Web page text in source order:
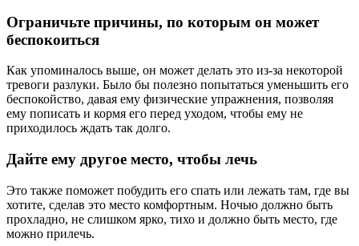
Ограничьте причины, по которым он может
беспокоиться
Как упоминалось выше, он может делать это из-за некоторой
тревоги разлуки. Было бы полезно попытаться уменьшить его
беспокойство, давая ему физические упражнения, позволяя
ему пописать и кормя его перед уходом, чтобы ему не
приходилось ждать так долго.
Дайте ему другое место, чтобы лечь
Это также поможет побудить его спать или лежать там, где вы
хотите, сделав это место комфортным. Ночью должно быть
прохладно, не слишком ярко, тихо и должно быть место, где
можно прилечь.